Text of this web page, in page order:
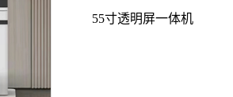
55寸透明屏一体机